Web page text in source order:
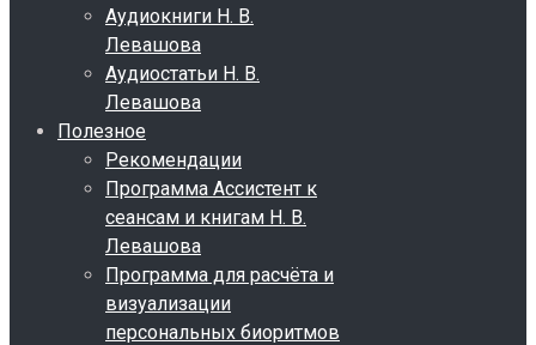
Аудиокниги Н. В.
Левашова
Аудиостатьи Н. В.
Левашова
Полезное
Рекомендации
Программа Ассистент к
сеансам и книгам Н. В.
Левашова
Программа для расчёта и
визуализации
персональных биоритмов